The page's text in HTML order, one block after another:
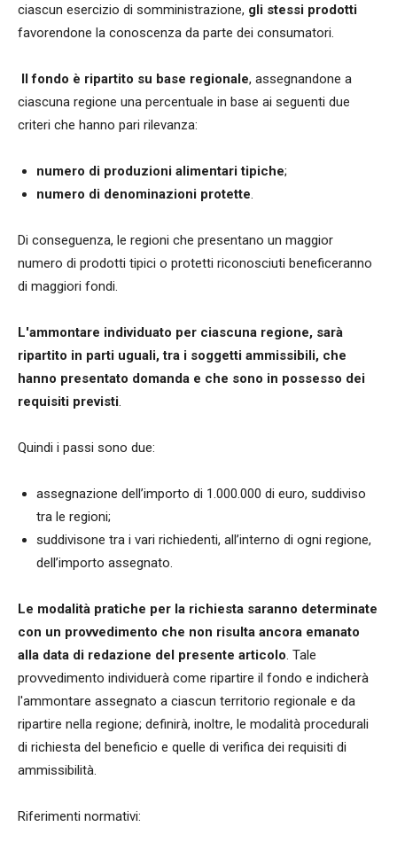
ciascun esercizio di somministrazione, gli stessi prodotti
favorendone la conoscenza da parte dei consumatori.
Il fondo è ripartito su base regionale, assegnandone a
ciascuna regione una percentuale in base ai seguenti due
criteri che hanno pari rilevanza:
numero di produzioni alimentari tipiche;
numero di denominazioni protette.
Di conseguenza, le regioni che presentano un maggior
numero di prodotti tipici o protetti riconosciuti beneficeranno
di maggiori fondi.
L'ammontare individuato per ciascuna regione, sarà
ripartito in parti uguali, tra i soggetti ammissibili, che
hanno presentato domanda e che sono in possesso dei
requisiti previsti.
Quindi i passi sono due:
assegnazione dell’importo di 1.000.000 di euro, suddiviso
tra le regioni;
suddivisone tra i vari richiedenti, all’interno di ogni regione,
dell’importo assegnato.
Le modalità pratiche per la richiesta saranno determinate
con un provvedimento che non risulta ancora emanato
alla data di redazione del presente articolo. Tale
provvedimento individuerà come ripartire il fondo e indicherà
l'ammontare assegnato a ciascun territorio regionale e da
ripartire nella regione; definirà, inoltre, le modalità procedurali
di richiesta del beneficio e quelle di verifica dei requisiti di
ammissibilità.
Riferimenti normativi: